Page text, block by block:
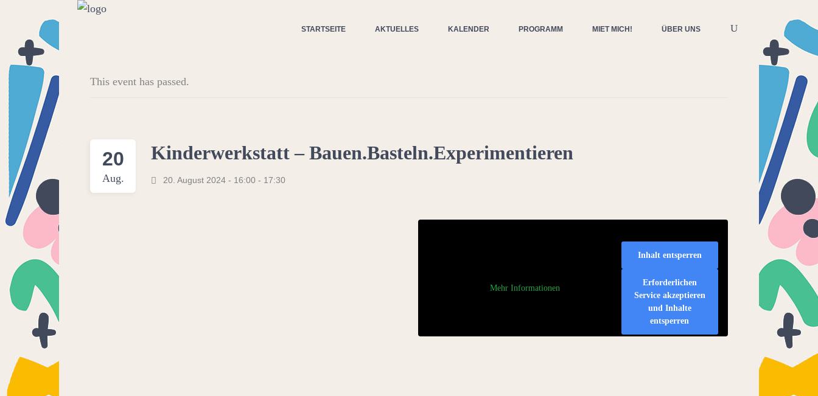
STARTSEITE AKTUELLES KALENDER PROGRAMM MIET MICH! ÜBER UNS
This event has passed.
20
Aug.
Kinderwerkstatt – Bauen.Basteln.Experimentieren
20. August 2024 - 16:00 - 17:30
Mehr Informationen
Inhalt entsperren
Erforderlichen
Service akzeptieren
und Inhalte
entsperren